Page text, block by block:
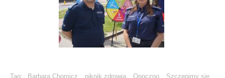
Tag: Barbara Chomicz piknik zdrowia Opoczno Szczepimy się